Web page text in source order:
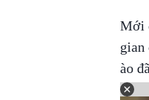
Mới
gian
ào